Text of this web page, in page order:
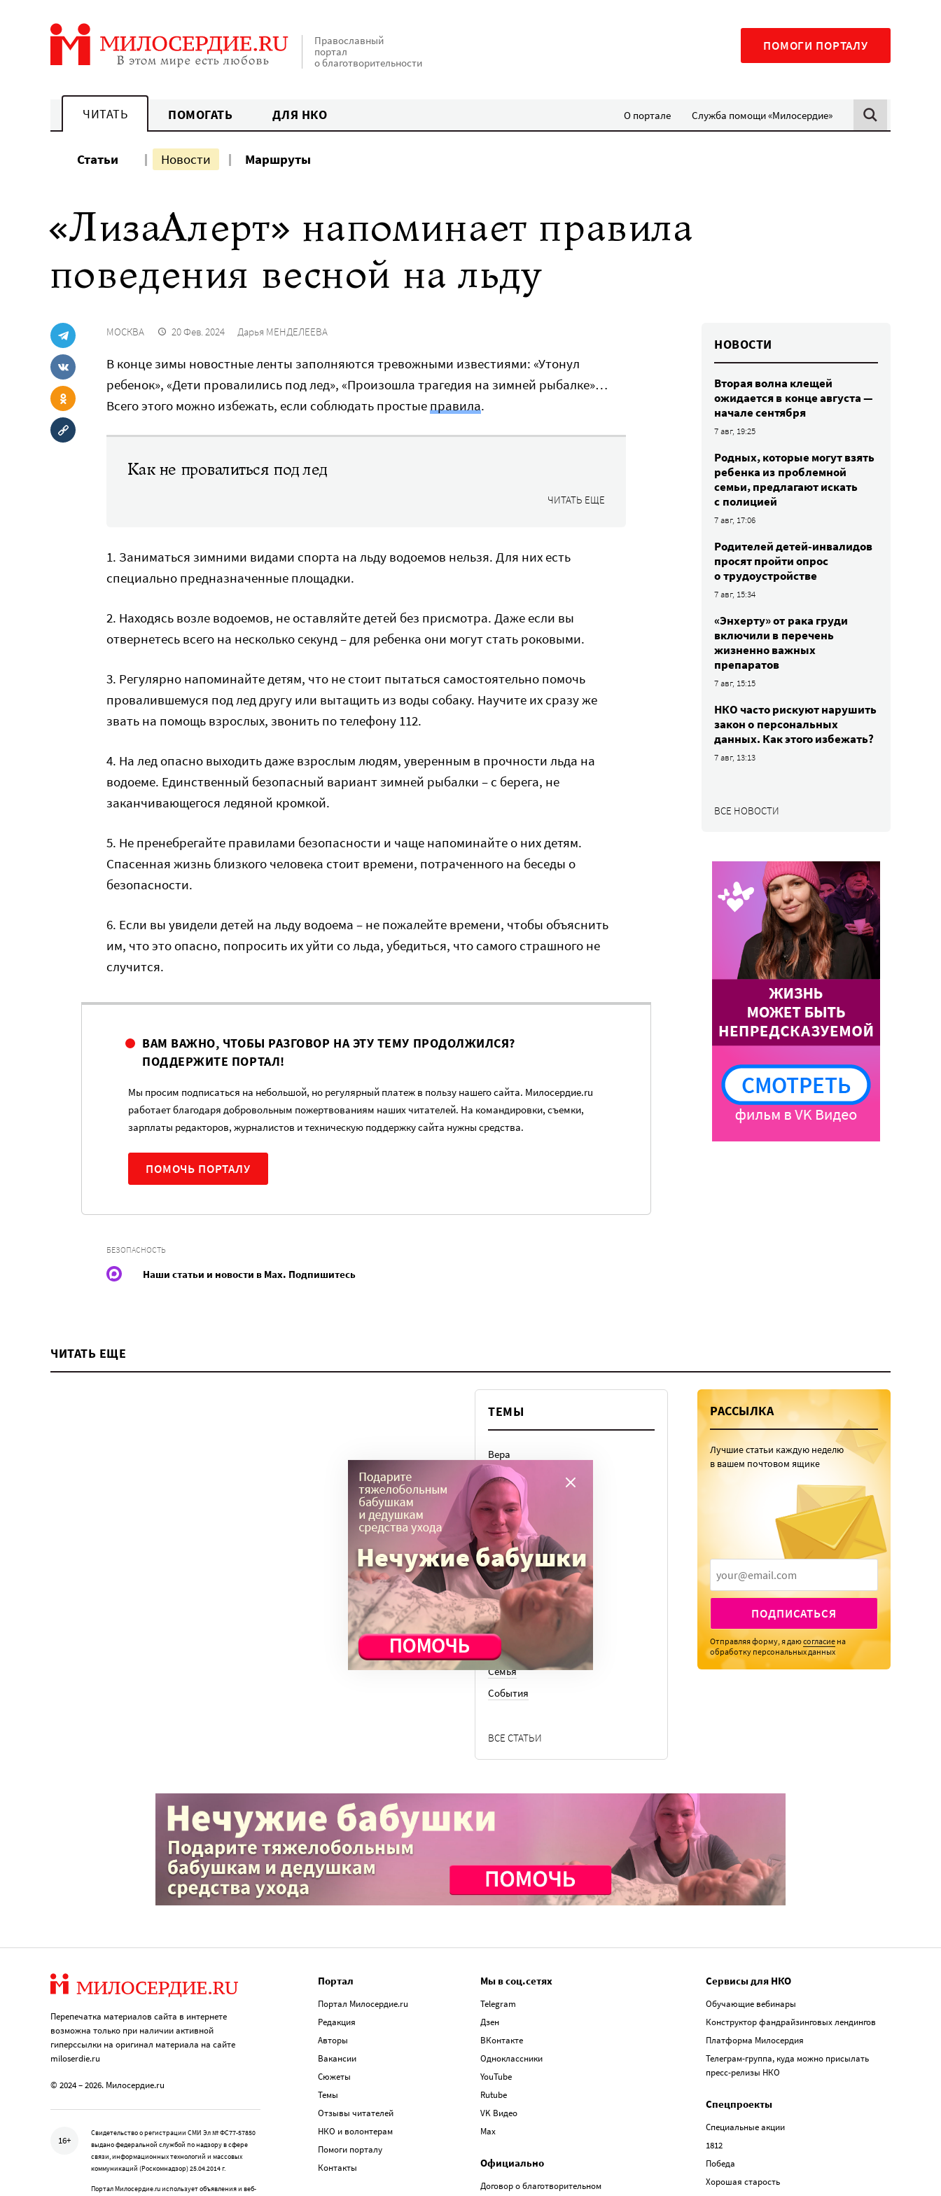
Православный
портал
о благотворительности
ПОМОГИ ПОРТАЛУ
ЧИТАТЬ ПОМОГАТЬ ДЛЯ НКО О портале Служба помощи «Милосердие»
Статьи Новости Маршруты
«ЛизаАлерт» напоминает правила
поведения весной на льду
МОСКВА 20 Фев. 2024 Дарья МЕНДЕЛЕЕВА
В конце зимы новостные ленты заполняются тревожными известиями: «Утонул
ребенок», «Дети провалились под лед», «Произошла трагедия на зимней рыбалке»…
Всего этого можно избежать, если соблюдать простыеправила.
Как не провалиться под лед
ЧИТАТЬ ЕЩЕ
1. Заниматься зимними видами спорта на льду водоемов нельзя. Для них есть
специально предназначенные площадки.
2. Находясь возле водоемов, не оставляйте детей без присмотра. Даже если вы
отвернетесь всего на несколько секунд – для ребенка они могут стать роковыми.
3. Регулярно напоминайте детям, что не стоит пытаться самостоятельно помочь
провалившемуся под лед другу или вытащить из воды собаку. Научите их сразу же
звать на помощь взрослых, звонить по телефону 112.
4. На лед опасно выходить даже взрослым людям, уверенным в прочности льда на
водоеме. Единственный безопасный вариант зимней рыбалки – с берега, не
заканчивающегося ледяной кромкой.
5. Не пренебрегайте правилами безопасности и чаще напоминайте о них детям.
Спасенная жизнь близкого человека стоит времени, потраченного на беседы о
безопасности.
6. Если вы увидели детей на льду водоема – не пожалейте времени, чтобы объяснить
им, что это опасно, попросить их уйти со льда, убедиться, что самого страшного не
случится.
ВАМ ВАЖНО, ЧТОБЫ РАЗГОВОР НА ЭТУ ТЕМУ ПРОДОЛЖИЛСЯ?
ПОДДЕРЖИТЕ ПОРТАЛ!
Мы просим подписаться на небольшой, но регулярный платеж в пользу нашего сайта. Милосердие.ru
работает благодаря добровольным пожертвованиям наших читателей. На командировки, съемки,
зарплаты редакторов, журналистов и техническую поддержку сайта нужны средства.
ПОМОЧЬ ПОРТАЛУ
БЕЗОПАСНОСТЬ
Наши статьи и новости в Max. Подпишитесь
НОВОСТИ
Вторая волна клещей
ожидается в конце августа —
начале сентября
7 авг, 19:25
Родных, которые могут взять
ребенка из проблемной
семьи, предлагают искать
с полицией
7 авг, 17:06
Родителей детей-инвалидов
просят пройти опрос
о трудоустройстве
7 авг, 15:34
«Энхерту» от рака груди
включили в перечень
жизненно важных
препаратов
7 авг, 15:15
НКО часто рискуют нарушить
закон о персональных
данных. Как этого избежать?
7 авг, 13:13
ВСЕ НОВОСТИ
ЧИТАТЬ ЕЩЕ
ТЕМЫ
Вера
Законы
История
Колонки
Кто есть кто
Личный опыт
Медицина
Ноу-хау
Общество
Отдых
Семья
События
ВСЕ СТАТЬИ
РАССЫЛКА
Лучшие статьи каждую неделю
в вашем почтовом ящике
ПОДПИСАТЬСЯ
Отправляя форму, я даюсогласие на
обработку персональных данных
Перепечатка материалов сайта в интернете
возможна только при наличии активной
гиперссылки на оригинал материала на сайте
miloserdie.ru
© 2024 – 2026. Милосердие.ru
16+
Свидетельство о регистрации СМИ Эл № ФС77-57850
выдано федеральной службой по надзору в сфере
связи, информационных технологий и массовых
коммуникаций (Роскомнадзор) 25.04.2014 г.
Портал Милосердие.ru использует объявления и веб-
Портал
Портал Милосердие.ru
Редакция
Авторы
Вакансии
Сюжеты
Темы
Отзывы читателей
НКО и волонтерам
Помоги порталу
Контакты
Мы в соц.сетях
Telegram
Дзен
ВКонтакте
Одноклассники
YouTube
Rutube
VK Видео
Max
Официально
Договор о благотворительном
Сервисы для НКО
Обучающие вебинары
Конструктор фандрайзинговых лендингов
Платформа Милосердия
Телеграм-группа, куда можно присылать
пресс-релизы НКО
Спецпроекты
Специальные акции
1812
Победа
Хорошая старость